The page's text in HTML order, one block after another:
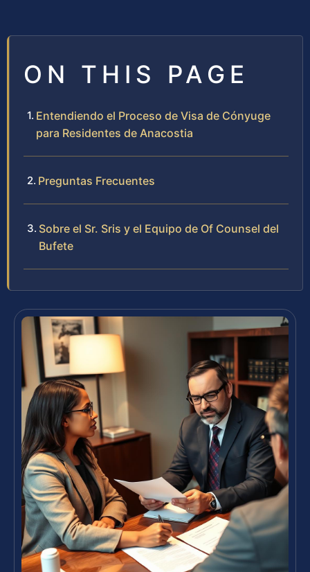
ON THIS PAGE
Entendiendo el Proceso de Visa de Cónyuge
para Residentes de Anacostia
Preguntas Frecuentes
Sobre el Sr. Sris y el Equipo de Of Counsel del
Bufete